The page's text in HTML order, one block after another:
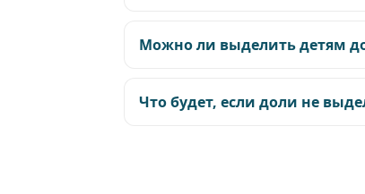
Можно ли выделить детям
Что будет, если доли не